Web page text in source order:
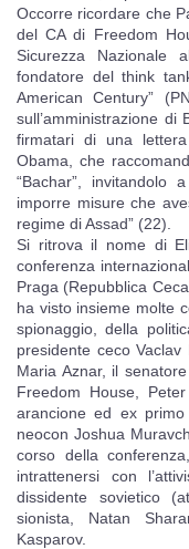
Occorre ricordare che
del CA di Freedom
Sicurezza Nazionale
fondatore del think
American Century”
sull’amministrazione
firmatari di una
Obama, che
“Bachar”, invitandolo
imporre misure che
regime di Assad” (22).
Si ritrova il nome di
conferenza
Praga (Repubblica
ha visto insieme molte
spionaggio, della
presidente ceco Vaclav
Maria Aznar, il
Freedom House,
arancione ed ex
neocon Joshua
corso della
intrattenersi con
dissidente sovietico
sionista, Natan
Kasparov.